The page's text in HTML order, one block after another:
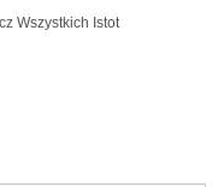
Wszystkich Istot